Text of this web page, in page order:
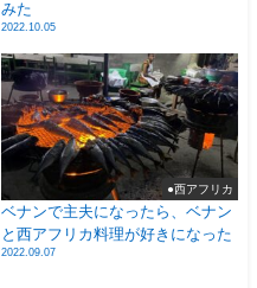
みた
2022.10.05
●西アフリカ
ベナンで主夫になったら、ベナン
と西アフリカ料理が好きになった
2022.09.07